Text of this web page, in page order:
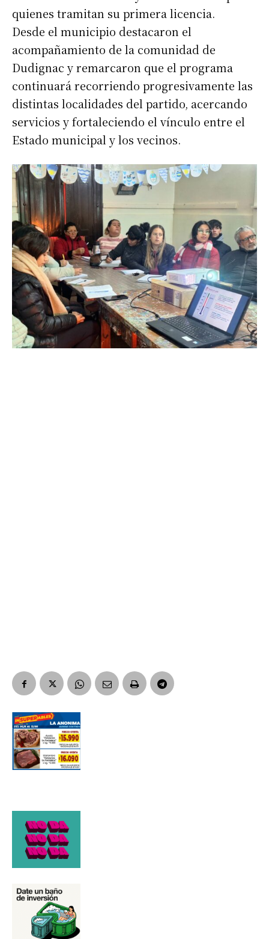
Suscribirme gratis
Dirección de correo electrónico*
Nombre
Apellidos
Número de teléfono
quienes tramitan su primera licencia.
Desde el municipio destacaron el
acompañamiento de la comunidad de
Dudignac y remarcaron que el programa
continuará recorriendo progresivamente las
distintas localidades del partido, acercando
servicios y fortaleciendo el vínculo entre el
Estado municipal y los vecinos.